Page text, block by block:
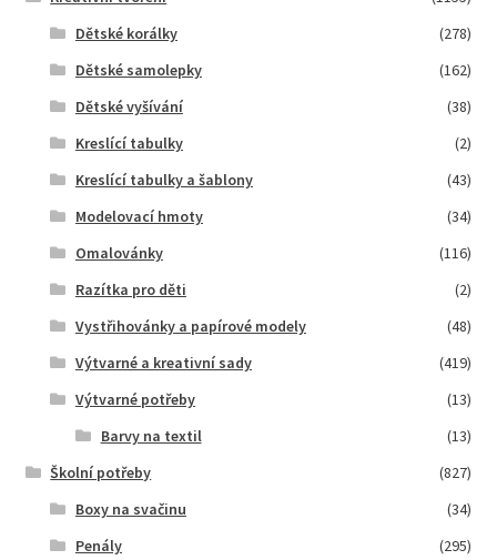
Dětské korálky
(278)
Dětské samolepky
(162)
Dětské vyšívání
(38)
Kreslící tabulky
(2)
Kreslící tabulky a šablony
(43)
Modelovací hmoty
(34)
Omalovánky
(116)
Razítka pro děti
(2)
Vystřihovánky a papírové modely
(48)
Výtvarné a kreativní sady
(419)
Výtvarné potřeby
(13)
Barvy na textil
(13)
Školní potřeby
(827)
Boxy na svačinu
(34)
Penály
(295)